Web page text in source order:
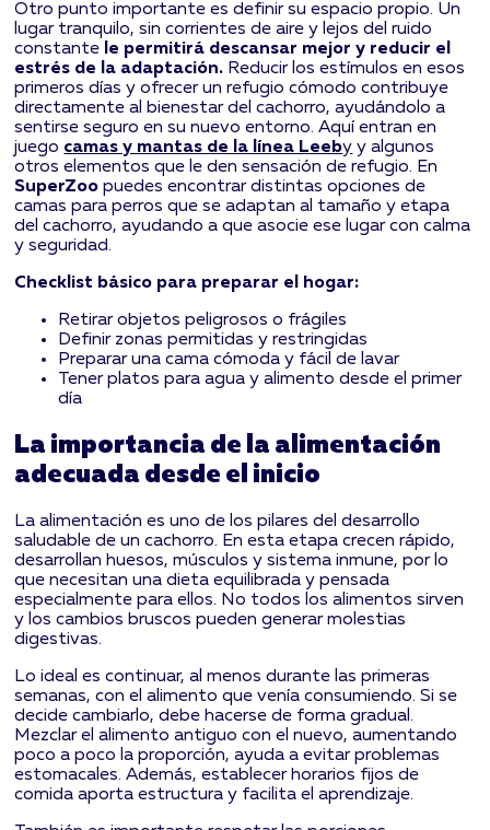
Otro punto importante es definir su espacio propio. Un
lugar tranquilo, sin corrientes de aire y lejos del ruido
constante le permitirá descansar mejor y reducir el
estrés de la adaptación. Reducir los estímulos en esos
primeros días y ofrecer un refugio cómodo contribuye
directamente al bienestar del cachorro, ayudándolo a
sentirse seguro en su nuevo entorno. Aquí entran en
juego camas y mantas de la línea Leeby y algunos
otros elementos que le den sensación de refugio. En
SuperZoo puedes encontrar distintas opciones de
camas para perros que se adaptan al tamaño y etapa
del cachorro, ayudando a que asocie ese lugar con calma
y seguridad.
Checklist básico para preparar el hogar:
Retirar objetos peligrosos o frágiles
Definir zonas permitidas y restringidas
Preparar una cama cómoda y fácil de lavar
Tener platos para agua y alimento desde el primer
día
La importancia de la alimentación
adecuada desde el inicio
La alimentación es uno de los pilares del desarrollo
saludable de un cachorro. En esta etapa crecen rápido,
desarrollan huesos, músculos y sistema inmune, por lo
que necesitan una dieta equilibrada y pensada
especialmente para ellos. No todos los alimentos sirven
y los cambios bruscos pueden generar molestias
digestivas.
Lo ideal es continuar, al menos durante las primeras
semanas, con el alimento que venía consumiendo. Si se
decide cambiarlo, debe hacerse de forma gradual.
Mezclar el alimento antiguo con el nuevo, aumentando
poco a poco la proporción, ayuda a evitar problemas
estomacales. Además, establecer horarios fijos de
comida aporta estructura y facilita el aprendizaje.